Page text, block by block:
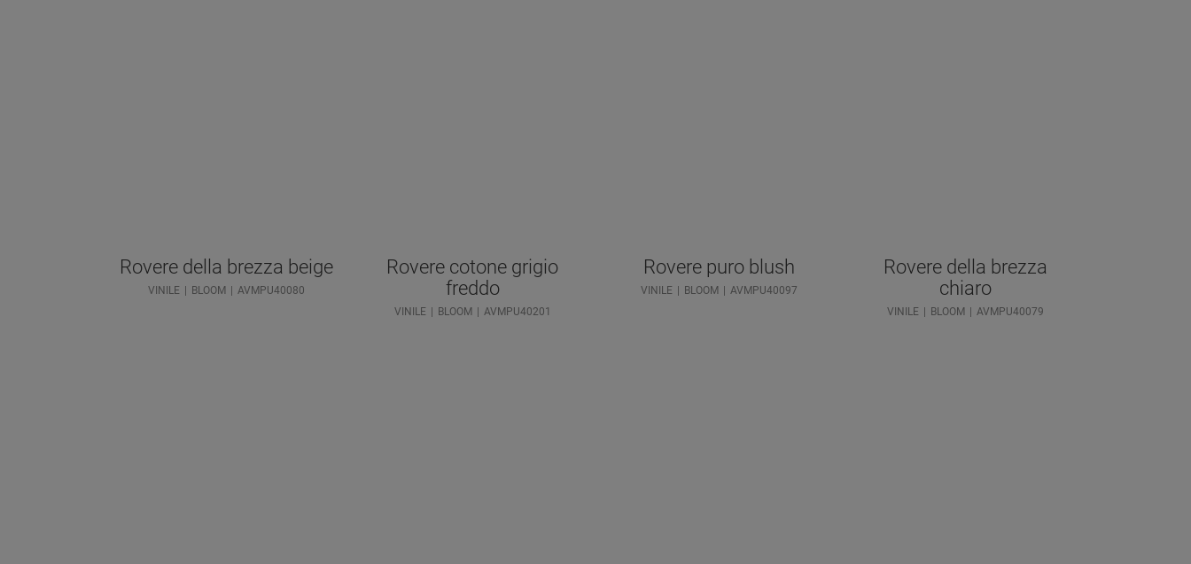
Rovere della brezza beige
VINILE BLOOM AVMPU40080
Rovere cotone grigio
freddo
VINILE BLOOM AVMPU40201
Rovere puro blush
VINILE BLOOM AVMPU40097
Rovere della brezza
chiaro
VINILE BLOOM AVMPU40079